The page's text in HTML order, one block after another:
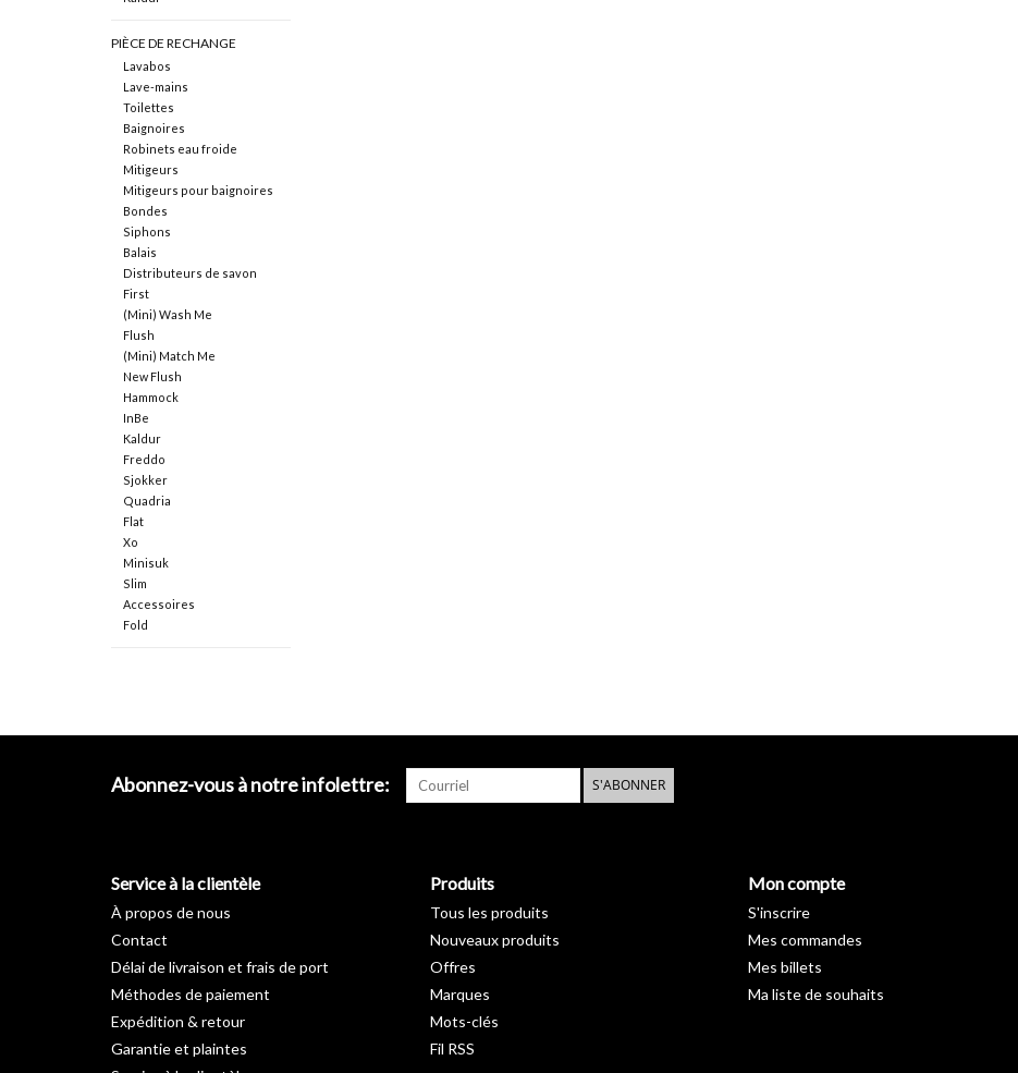
PIÈCE DE RECHANGE
Lavabos
Lave-mains
Toilettes
Baignoires
Robinets eau froide
Mitigeurs
Mitigeurs pour baignoires
Bondes
Siphons
Balais
Distributeurs de savon
First
(Mini) Wash Me
Flush
(Mini) Match Me
New Flush
Hammock
InBe
Kaldur
Freddo
Sjokker
Quadria
Flat
Xo
Minisuk
Slim
Accessoires
Fold
Abonnez-vous à notre infolettre: S'ABONNER
Service à la clientèle
À propos de nous
Contact
Délai de livraison et frais de port
Méthodes de paiement
Expédition & retour
Garantie et plaintes
Produits
Tous les produits
Nouveaux produits
Offres
Marques
Mots-clés
Fil RSS
Mon compte
S'inscrire
Mes commandes
Mes billets
Ma liste de souhaits